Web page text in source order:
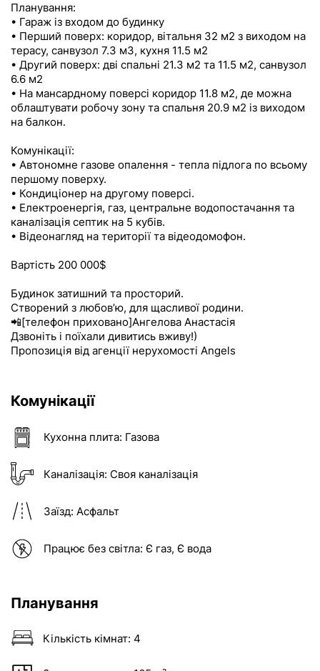
Планування:
• Гараж із входом до будинку
• Перший поверх: коридор, вітальня 32 м2 з виходом на
терасу, санвузол 7.3 м3, кухня 11.5 м2
• Другий поверх: дві спальні 21.3 м2 та 11.5 м2, санвузол
6.6 м2
• На мансардному поверсі коридор 11.8 м2, де можна
облаштувати робочу зону та спальня 20.9 м2 із виходом
на балкон.
Комунікації:
• Автономне газове опалення - тепла підлога по всьому
першому поверху.
• Кондиціонер на другому поверсі.
• Електроенергія, газ, центральне водопостачання та
каналізація септик на 5 кубів.
• Відеонагляд на території та відеодомофон.
Вартість 200 000$
Будинок затишний та просторий.
Створений з любовʼю, для щасливої родини.
📲[телефон приховано]Ангелова Анастасія
Дзвоніть і поїхали дивитись вживу!)
Пропозиція від агенції нерухомості Angels
Комунікації
Кухонна плита: Газова
Каналізація: Своя каналізація
Заїзд: Асфальт
Працює без світла: Є газ, Є вода
Планування
Кількість кімнат: 4